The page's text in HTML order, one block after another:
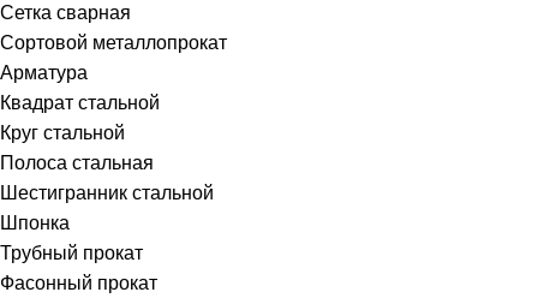
Сетка сварная
Сортовой металлопрокат
Арматура
Квадрат стальной
Круг стальной
Полоса стальная
Шестигранник стальной
Шпонка
Трубный прокат
Фасонный прокат